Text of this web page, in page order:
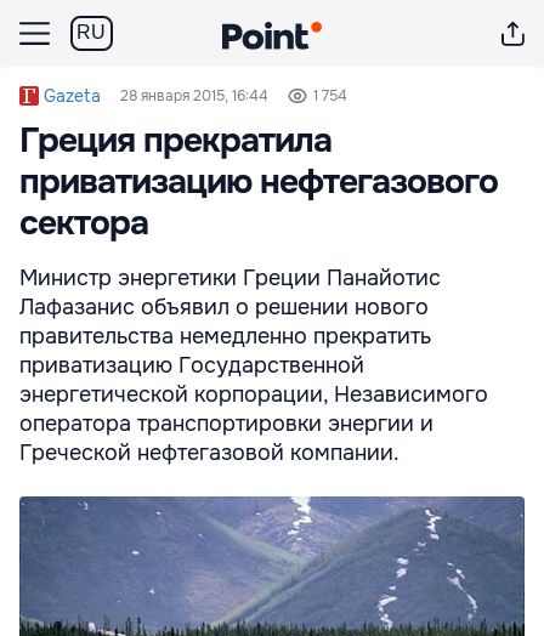
RU
Gazeta 28 января 2015, 16:44 1 754
Греция прекратила
приватизацию нефтегазового
сектора
Министр энергетики Греции Панайотис
Лафазанис объявил о решении нового
правительства немедленно прекратить
приватизацию Государственной
энергетической корпорации, Независимого
оператора транспортировки энергии и
Греческой нефтегазовой компании.